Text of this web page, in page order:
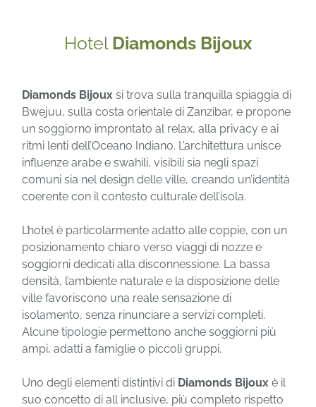
Hotel Diamonds Bijoux
Diamonds Bijoux si trova sulla tranquilla spiaggia di
Bwejuu, sulla costa orientale di Zanzibar, e propone
un soggiorno improntato al relax, alla privacy e ai
ritmi lenti dell’Oceano Indiano. L’architettura unisce
influenze arabe e swahili, visibili sia negli spazi
comuni sia nel design delle ville, creando un’identità
coerente con il contesto culturale dell’isola.
L’hotel è particolarmente adatto alle coppie, con un
posizionamento chiaro verso viaggi di nozze e
soggiorni dedicati alla disconnessione. La bassa
densità, l’ambiente naturale e la disposizione delle
ville favoriscono una reale sensazione di
isolamento, senza rinunciare a servizi completi.
Alcune tipologie permettono anche soggiorni più
ampi, adatti a famiglie o piccoli gruppi.
Uno degli elementi distintivi di Diamonds Bijoux è il
suo concetto di all inclusive, più completo rispetto